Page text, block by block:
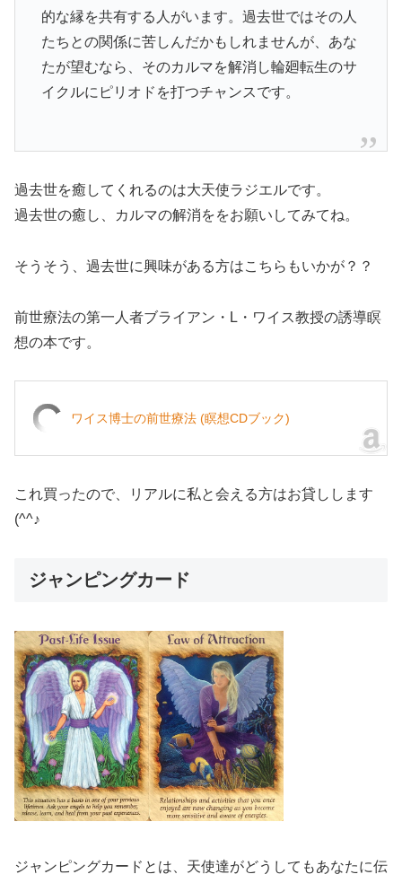
的な縁を共有する人がいます。過去世ではその人
たちとの関係に苦しんだかもしれませんが、あな
たが望むなら、そのカルマを解消し輪廻転生のサ
イクルにピリオドを打つチャンスです。
過去世を癒してくれるのは大天使ラジエルです。
過去世の癒し、カルマの解消ををお願いしてみてね。
そうそう、過去世に興味がある方はこちらもいかが？？
前世療法の第一人者ブライアン・L・ワイス教授の誘導瞑
想の本です。
ワイス博士の前世療法 (瞑想CDブック)
これ買ったので、リアルに私と会える方はお貸しします
(^^♪
ジャンピングカード
ジャンピングカードとは、天使達がどうしてもあなたに伝